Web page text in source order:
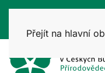
Přejít na hlavní